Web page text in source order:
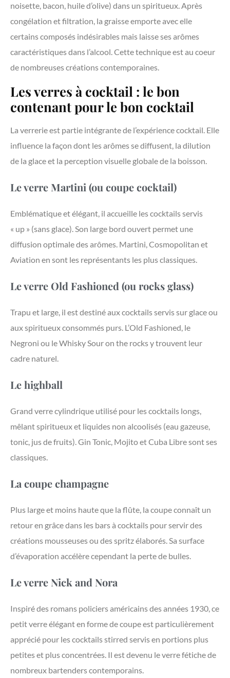
noisette, bacon, huile d’olive) dans un spiritueux. Après
congélation et filtration, la graisse emporte avec elle
certains composés indésirables mais laisse ses arômes
caractéristiques dans l’alcool. Cette technique est au coeur
de nombreuses créations contemporaines.
Les verres à cocktail : le bon
contenant pour le bon cocktail
La verrerie est partie intégrante de l’expérience cocktail. Elle
influence la façon dont les arômes se diffusent, la dilution
de la glace et la perception visuelle globale de la boisson.
Le verre Martini (ou coupe cocktail)
Emblématique et élégant, il accueille les cocktails servis
« up » (sans glace). Son large bord ouvert permet une
diffusion optimale des arômes. Martini, Cosmopolitan et
Aviation en sont les représentants les plus classiques.
Le verre Old Fashioned (ou rocks glass)
Trapu et large, il est destiné aux cocktails servis sur glace ou
aux spiritueux consommés purs. L’Old Fashioned, le
Negroni ou le Whisky Sour on the rocks y trouvent leur
cadre naturel.
Le highball
Grand verre cylindrique utilisé pour les cocktails longs,
mêlant spiritueux et liquides non alcoolisés (eau gazeuse,
tonic, jus de fruits). Gin Tonic, Mojito et Cuba Libre sont ses
classiques.
La coupe champagne
Plus large et moins haute que la flûte, la coupe connaît un
retour en grâce dans les bars à cocktails pour servir des
créations mousseuses ou des spritz élaborés. Sa surface
d’évaporation accélère cependant la perte de bulles.
Le verre Nick and Nora
Inspiré des romans policiers américains des années 1930, ce
petit verre élégant en forme de coupe est particulièrement
apprécié pour les cocktails stirred servis en portions plus
petites et plus concentrées. Il est devenu le verre fétiche de
nombreux bartenders contemporains.